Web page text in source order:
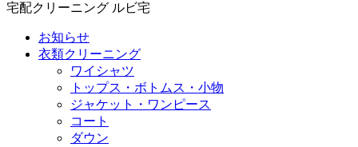
宅配クリーニング ルビ宅
お知らせ
衣類クリーニング
ワイシャツ
トップス・ボトムス・小物
ジャケット・ワンピース
コート
ダウン